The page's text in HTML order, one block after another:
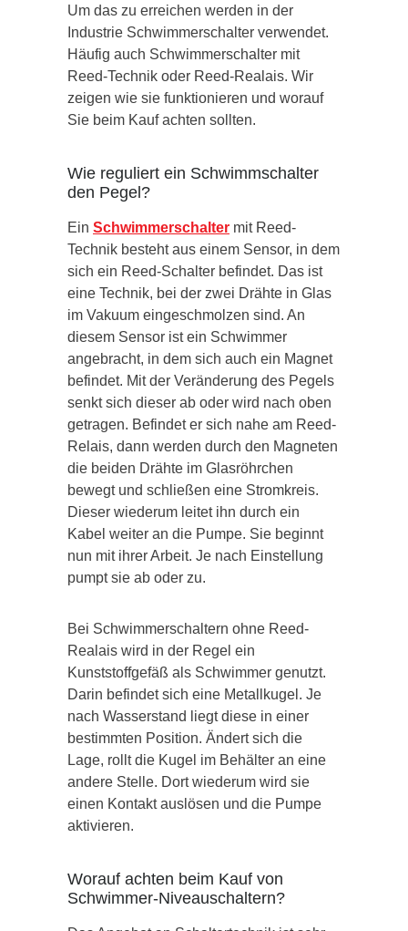
Um das zu erreichen werden in der
Industrie Schwimmerschalter verwendet.
Häufig auch Schwimmerschalter mit
Reed-Technik oder Reed-Realais. Wir
zeigen wie sie funktionieren und worauf
Sie beim Kauf achten sollten.
Wie reguliert ein Schwimmschalter
den Pegel?
Ein Schwimmerschalter mit Reed-
Technik besteht aus einem Sensor, in dem
sich ein Reed-Schalter befindet. Das ist
eine Technik, bei der zwei Drähte in Glas
im Vakuum eingeschmolzen sind. An
diesem Sensor ist ein Schwimmer
angebracht, in dem sich auch ein Magnet
befindet. Mit der Veränderung des Pegels
senkt sich dieser ab oder wird nach oben
getragen. Befindet er sich nahe am Reed-
Relais, dann werden durch den Magneten
die beiden Drähte im Glasröhrchen
bewegt und schließen eine Stromkreis.
Dieser wiederum leitet ihn durch ein
Kabel weiter an die Pumpe. Sie beginnt
nun mit ihrer Arbeit. Je nach Einstellung
pumpt sie ab oder zu.
Bei Schwimmerschaltern ohne Reed-
Realais wird in der Regel ein
Kunststoffgefäß als Schwimmer genutzt.
Darin befindet sich eine Metallkugel. Je
nach Wasserstand liegt diese in einer
bestimmten Position. Ändert sich die
Lage, rollt die Kugel im Behälter an eine
andere Stelle. Dort wiederum wird sie
einen Kontakt auslösen und die Pumpe
aktivieren.
Worauf achten beim Kauf von
Schwimmer-Niveauschaltern?